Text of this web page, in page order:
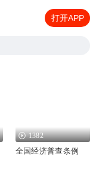
打开APP
1382
全国经济普查条例